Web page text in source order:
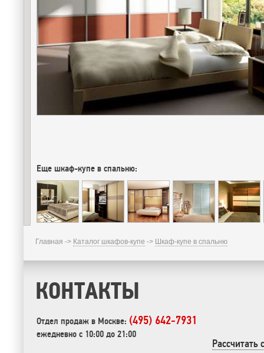
Еще шкаф-купе в спальню:
Главная -> Каталог шкафов-купе -> Шкаф-купе в спальню
КОНТАКТЫ
Отдел продаж в Москве: (495) 642-7931
ежедневно с 10:00 до 21:00